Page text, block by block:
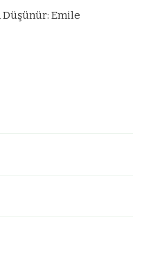
Düşünür: Emile